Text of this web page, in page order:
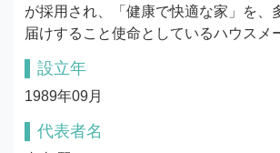
が採用され、「健康で快適な家」を、
届けすること使命としているハウスメ
設立年
1989年09月
代表者名